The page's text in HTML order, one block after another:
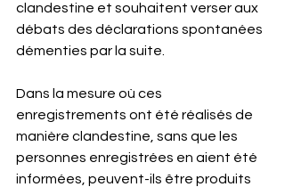
clandestine et souhaitent verser aux
débats des déclarations spontanées
démenties par la suite.
Dans la mesure où ces
enregistrements ont été réalisés de
manière clandestine, sans que les
personnes enregistrées en aient été
informées, peuvent-ils être produits